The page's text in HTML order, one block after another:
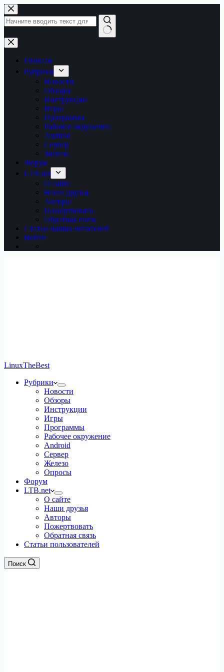
Перейти
к
сути
Ничего
не
найденоГлавная
Рубрики
Новости
Обзоры
Инструкции
Игры
Программы
Рабочее окружение
Android
Сервер
Железо
Форум
LTB.net
О сайте
Наши друзья
Авторы
Пожертвовать
Обратная связь
Статьи наших читателей
Войти
LinuxTheBest
Рубрики
Новости
Обзоры
Инструкции
Игры
Программы
Рабочее окружение
Android
Сервер
Железо
Опросы
Форум
LTB.net
О сайте
Наши друзья
Авторы
Пожертвовать
Обратная связь
Статьи пользователей
Поиск